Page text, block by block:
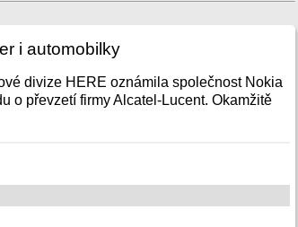
i automobilky
divize HERE oznámila společnost Nokia
o převzetí firmy Alcatel-Lucent. Okamžitě